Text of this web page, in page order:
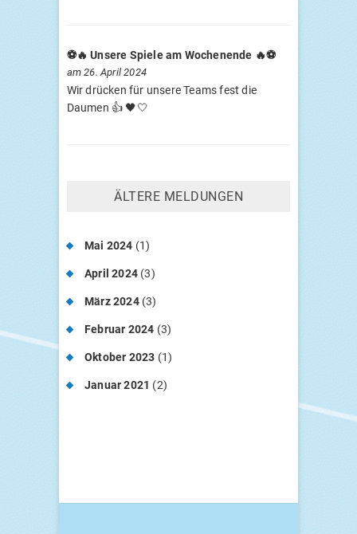
⚽️🔥 Unsere Spiele am Wochenende 🔥⚽️
am 26. April 2024
Wir drücken für unsere Teams fest die
Daumen 👍 🖤🤍
ÄLTE­RE MELDUNGEN
Mai 2024 (1)
April 2024 (3)
März 2024(3)
Februar 2024 (3)
Oktober 2023 (1)
Januar 2021 (2)